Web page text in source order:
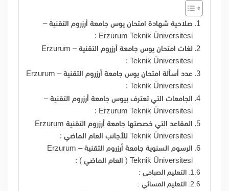
صلاحية شهادة امتحان يوس جامعة أرزروم التقنية –
Erzurum Teknik Üniversitesi :
لغات امتحان يوس جامعة أرزروم التقنية – Erzurum
Teknik Üniversitesi :
عدد أسألة امتحان يوس جامعة أرزروم التقنية – Erzurum
Teknik Üniversitesi :
الجامعات التي تعترف بيوس جامعة أرزروم التقنية –
Erzurum Teknik Üniversitesi :
المقاعد التي خصصتها جامعة أرزروم التقنية Erzurum
Teknik Üniversitesi للأجانب العام الماضي :
الرسوم السنوية جامعة أرزروم التقنية – Erzurum
Teknik Üniversitesi ( العام الماضي ) :
التعليم الصباحي :
التعليم المسائي :